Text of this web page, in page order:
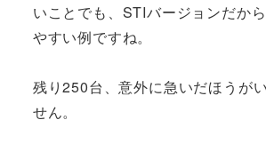
いことでも、STIバージョンだか
やすい例ですね。
残り250台、意外に急いだほうが
せん。